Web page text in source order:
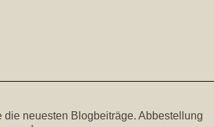
neuesten Blogbeiträge. Abbestellung